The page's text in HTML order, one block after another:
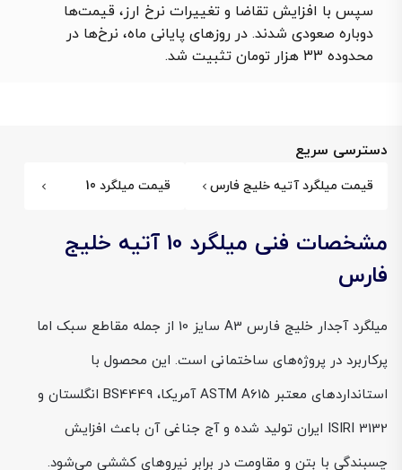
سپس با افزایش تقاضا و تغییرات نرخ ارز، قیمت‌ها
دوباره صعودی شدند. در روزهای پایانی ماه، نرخ‌ها در
محدوده 33 هزار تومان تثبیت شد.
دسترسی سریع
قیمت میلگرد آتیه خلیج فارس قیمت میلگرد 10
مشخصات فنی میلگرد 10 آتیه خلیج
فارس
میلگرد آجدار خلیج فارس A3 سایز 10 از جمله مقاطع سبک اما
پرکاربرد در پروژه‌های ساختمانی است. این محصول با
استانداردهای معتبر ASTM A615 آمریکا، BS4449 انگلستان و
ISIRI 3132 ایران تولید شده و آج جناغی آن باعث افزایش
چسبندگی با بتن و مقاومت در برابر نیروهای کششی می‌شود.